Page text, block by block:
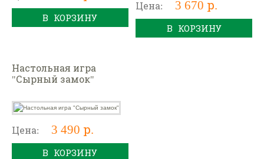
В КОРЗИНУ
Цена: 3 670 р.
В КОРЗИНУ
Настольная игра
"Сырный замок"
Цена: 3 490 р.
В КОРЗИНУ